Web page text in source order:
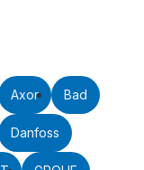
Axor Bad
Danfoss